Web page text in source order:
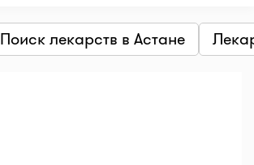
Поиск лекарств в Астане